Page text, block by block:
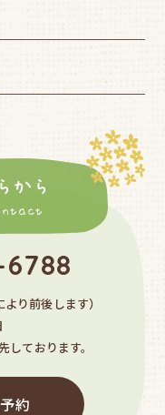
から
より前後します）
ております。
約